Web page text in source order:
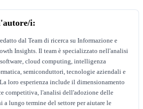
i:
dal Team di ricerca su Informazione e
Insights. Il team è specializzato nell'analisi
cloud computing, intelligenza
semiconduttori, tecnologie aziendali e
loro esperienza include il dimensionamento
competitiva, l'analisi dell'adozione delle
a lungo termine del settore per aiutare le